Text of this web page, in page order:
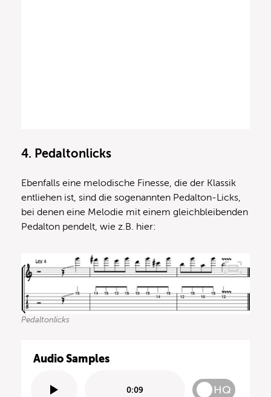
4. Pedaltonlicks
Ebenfalls eine melodische Finesse, die der Klassik
entliehen ist, sind die sogenannten Pedalton-Licks,
bei denen eine Melodie mit einem gleichbleibenden
Pedalton pendelt, wie z.B. hier:
Pedaltonlicks
Audio Samples
0:09 HQ